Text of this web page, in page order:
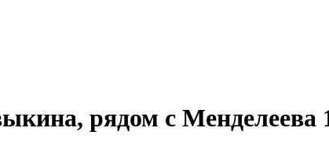
рядом с Менделеева